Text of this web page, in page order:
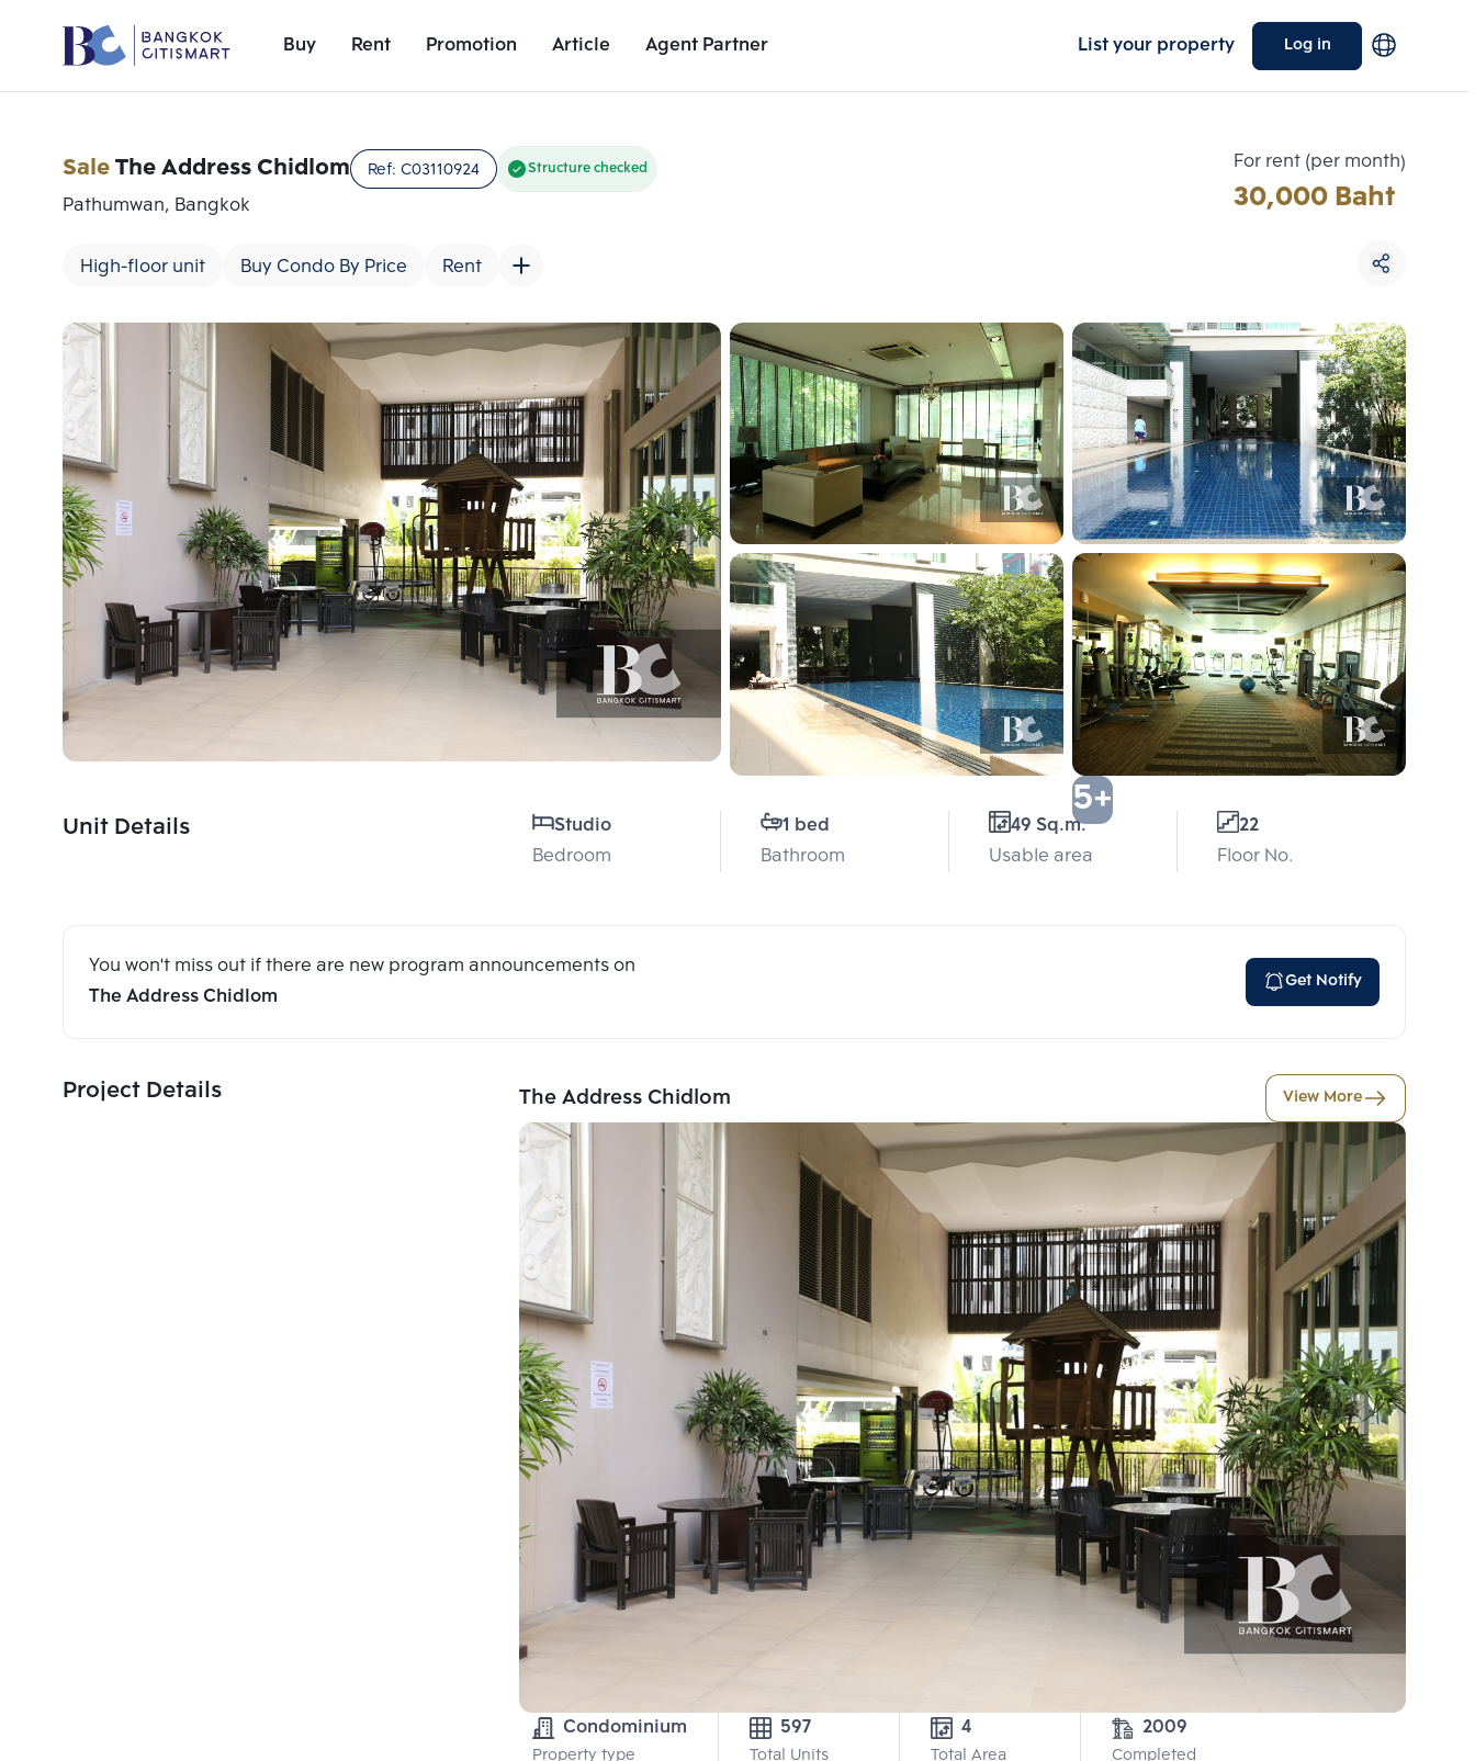
Buy Rent Promotion Article Agent Partner List your property Log in
Unit Details
SaleThe Address Chidlom Ref: C03110924 Structure checked
Pathumwan, Bangkok
High-floor unit Buy Condo By Price Rent
For rent (per month)
30,000 Baht
5+
Unit Details
Studio
Bedroom
1 bed
Bathroom
49 Sq.m.
Usable area
22
Floor No.
You won't miss out if there are new program announcements on
The Address Chidlom
Get Notify
Project Details The Address Chidlom View More
Condominium
Property type
597
Total Units
4
Total Area
2009
Completed
Add comparative units
Number 1
Add comparative units
Number 2
Add comparative units
Number 3
Choose comparative unit
Maximum 3 units
Compare
Clear all